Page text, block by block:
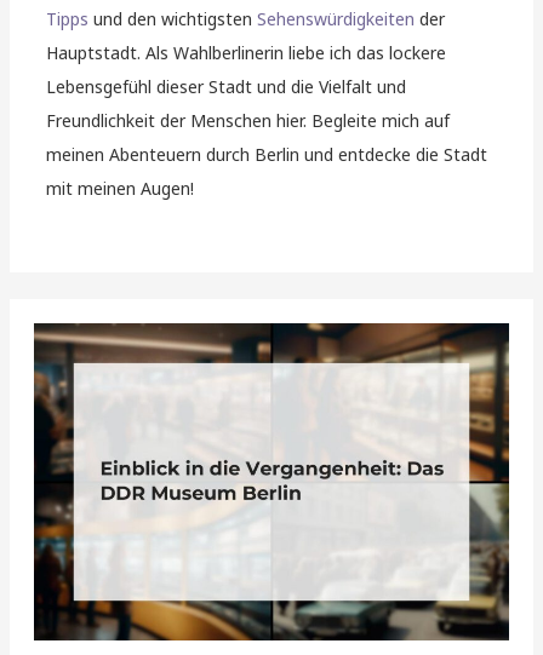
Tipps und den wichtigstenSehenswürdigkeiten der
Hauptstadt. Als Wahlberlinerin liebe ich das lockere
Lebensgefühl dieser Stadt und die Vielfalt und
Freundlichkeit der Menschen hier. Begleite mich auf
meinen Abenteuern durch Berlin und entdecke die Stadt
mit meinen Augen!